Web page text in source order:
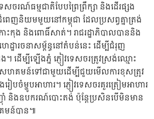
េសចរណ៍ធម្មជាតិបែបព្រៃព្រឹក្សា និងដើរផ្សង
ពេញនិយមមួយនៅកម្ពុជា ដែលប្រសព្វគ្នាត្រង់
កុង និងពោធិ៍សាត់។ រាជរដ្ឋាភិបាលបាននិង
ដ្ឋារចនាសម្ព័ន្ធនៅតំបន់នេះ ដើម្បីជំរុញ
ើម្បីឡើងភ្នំ ភ្ញៀវទេសចរត្រូវស្រង់ឈ្មោះ
សហគមន៍ទៅជាមួយដើម្បីជួយមើលការខុសត្រូវ
រៀបចំម្ហូបអាហារ។ ភ្ញៀវទេសចរគួរត្រៀមអាហារ
និងឧបករណ៍បោះតង់ ប៉ុន្តែប្រសិនបើមិនមាន
មន៍បាន៕